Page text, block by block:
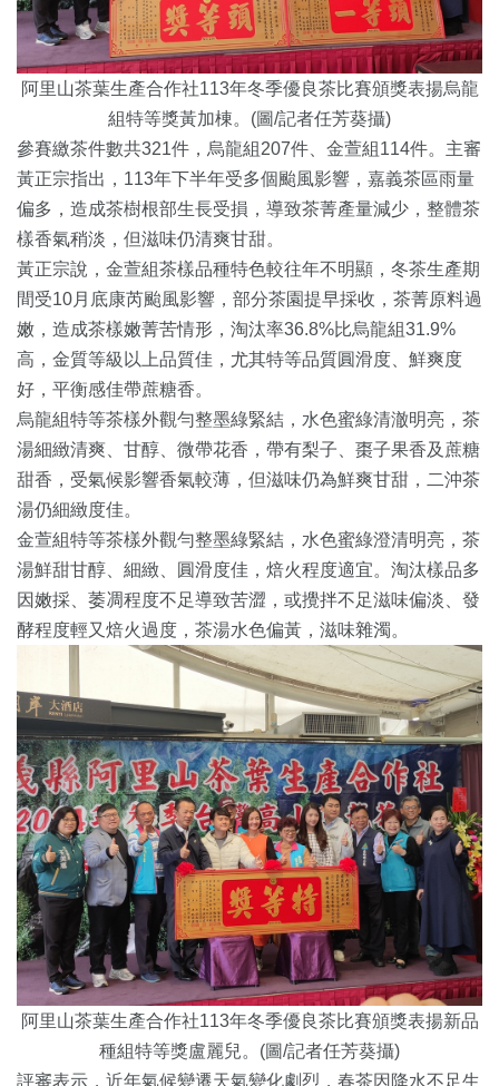
阿里山茶葉生產合作社113年冬季優良茶比賽頒獎表揚烏龍
組特等獎黃加棟。(圖/記者任芳葵攝)
參賽繳茶件數共321件，烏龍組207件、金萱組114件。主審
黃正宗指出，113年下半年受多個颱風影響，嘉義茶區雨量
偏多，造成茶樹根部生長受損，導致茶菁產量減少，整體茶
樣香氣稍淡，但滋味仍清爽甘甜。
黃正宗說，金萱組茶樣品種特色較往年不明顯，冬茶生產期
間受10月底康芮颱風影響，部分茶園提早採收，茶菁原料過
嫩，造成茶樣嫩菁苦情形，淘汰率36.8%比烏龍組31.9%
高，金質等級以上品質佳，尤其特等品質圓滑度、鮮爽度
好，平衡感佳帶蔗糖香。
烏龍組特等茶樣外觀勻整墨綠緊結，水色蜜綠清澈明亮，茶
湯細緻清爽、甘醇、微帶花香，帶有梨子、棗子果香及蔗糖
甜香，受氣候影響香氣較薄，但滋味仍為鮮爽甘甜，二沖茶
湯仍細緻度佳。
金萱組特等茶樣外觀勻整墨綠緊結，水色蜜綠澄清明亮，茶
湯鮮甜甘醇、細緻、圓滑度佳，焙火程度適宜。淘汰樣品多
因嫩採、萎凋程度不足導致苦澀，或攪拌不足滋味偏淡、發
酵程度輕又焙火過度，茶湯水色偏黃，滋味雜濁。
阿里山茶葉生產合作社113年冬季優良茶比賽頒獎表揚新品
種組特等獎盧麗兒。(圖/記者任芳葵攝)
評審表示，近年氣候變遷天氣變化劇烈，春茶因降水不足生